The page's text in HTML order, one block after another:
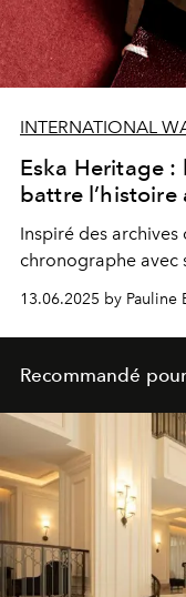
INTERNATIONAL
Eska Heritage
battre l’histoire
Inspiré des
chronographe avec
13.06.2025 by Pauline
Recommandé